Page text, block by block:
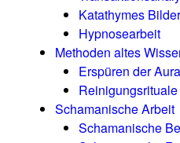
Katathymes
Hypnosearbeit
Methoden altes
Erspüren der Aura
Reinigungsrituale
Schamanische Arbeit
Schamanische